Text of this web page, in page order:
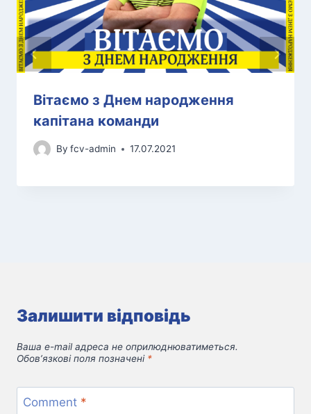
Вітаємо з Днем народження
капітана команди
By fcv-admin 17.07.2021
Залишити відповідь
Ваша e-mail адреса не оприлюднюватиметься.
Обов’язкові поля позначені *
Comment *